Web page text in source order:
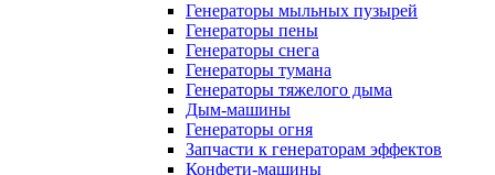
Генераторы мыльных пузырей
Генераторы пены
Генераторы снега
Генераторы тумана
Генераторы тяжелого дыма
Дым-машины
Генераторы огня
Запчасти к генераторам эффектов
Конфети-машины